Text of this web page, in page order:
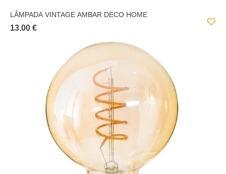
LÂMPADA VINTAGE AMBAR DECO HOME
13.00 €